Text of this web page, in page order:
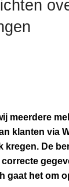
meerdere
klanten via
kregen. De
gaat het om